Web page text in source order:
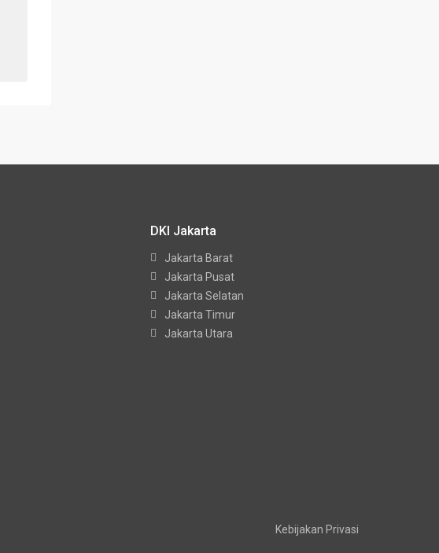
DKI Jakarta
Jakarta Barat
Jakarta Pusat
Jakarta Selatan
Jakarta Timur
Jakarta Utara
Kebijakan Privasi